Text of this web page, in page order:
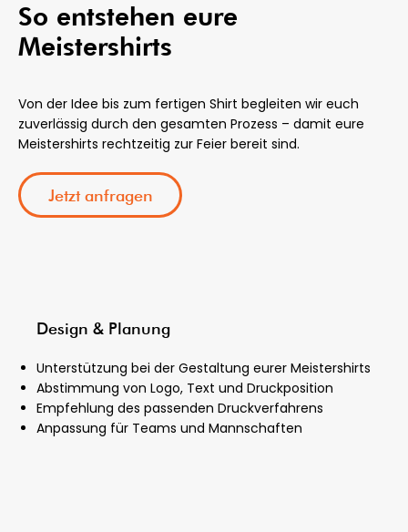
So entstehen eure
Meistershirts
Von der Idee bis zum fertigen Shirt begleiten wir euch
zuverlässig durch den gesamten Prozess – damit eure
Meistershirts rechtzeitig zur Feier bereit sind.
Jetzt anfragen
Design & Planung
Unterstützung bei der Gestaltung eurer Meistershirts
Abstimmung von Logo, Text und Druckposition
Empfehlung des passenden Druckverfahrens
Anpassung für Teams und Mannschaften